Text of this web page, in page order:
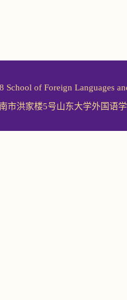
School of Foreign Languages
市洪家楼5号山东大学外国语